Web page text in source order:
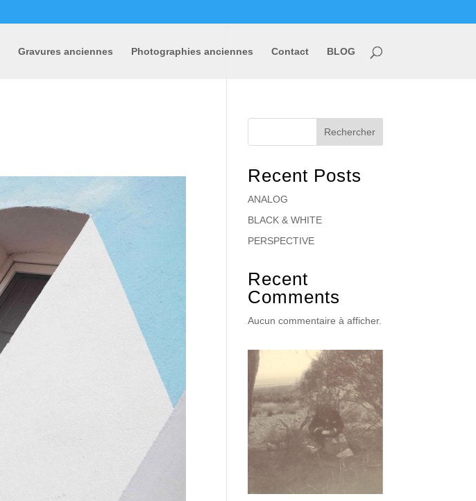
Gravures anciennes Photographies anciennes Contact BLOG
Rechercher
Recent Posts
ANALOG
BLACK & WHITE
PERSPECTIVE
Recent
Comments
Aucun commentaire à afficher.